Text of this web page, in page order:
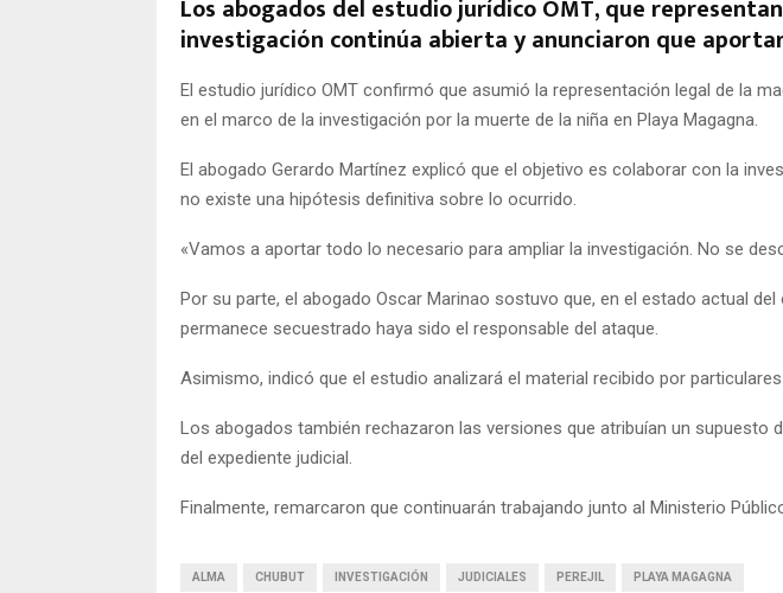
Los abogados del estudio jurídico OMT, que
investigación continúa abierta y anunciaron que
El estudio jurídico OMT confirmó que asumió la representación legal de la
en el marco de la investigación por la muerte de la niña en Playa Magagna.
El abogado Gerardo Martínez explicó que el objetivo es colaborar con la
no existe una hipótesis definitiva sobre lo ocurrido.
«Vamos a aportar todo lo necesario para ampliar la investigación. No se
Por su parte, el abogado Oscar Marinao sostuvo que, en el estado actual
permanece secuestrado haya sido el responsable del ataque.
Asimismo, indicó que el estudio analizará el material recibido por
Los abogados también rechazaron las versiones que atribuían un
del expediente judicial.
Finalmente, remarcaron que continuarán trabajando junto al Ministerio
ALMA CHUBUT INVESTIGACIÓN JUDICIALES PEREJIL PLAYA MAGAGNA